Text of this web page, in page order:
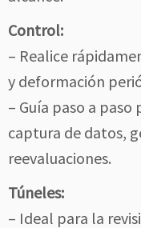
Control:
– Realice
y deformación
– Guía paso a
captura de datos,
reevaluaciones.
Túneles:
– Ideal para la